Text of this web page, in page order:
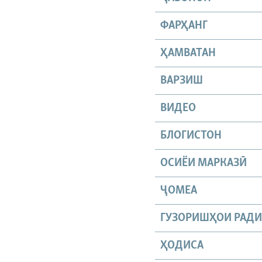
ФАРҲАНГ
ҲАМВАТАН
ВАРЗИШ
ВИДЕО
БЛОГИСТОН
ОСИЁИ МАРКАЗӢ
ҶОМEА
ГУЗОРИШҲОИ
ҲОДИСА